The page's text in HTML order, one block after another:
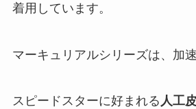
着用しています。
マーキュリアルシリーズは、加速
スピードスターに好まれる 人工